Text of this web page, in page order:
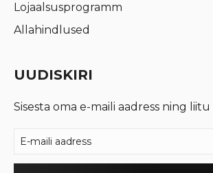
Lojaalsusprogramm
Allahindlused
UUDISKIRI
Sisesta oma e-maili aadress ning